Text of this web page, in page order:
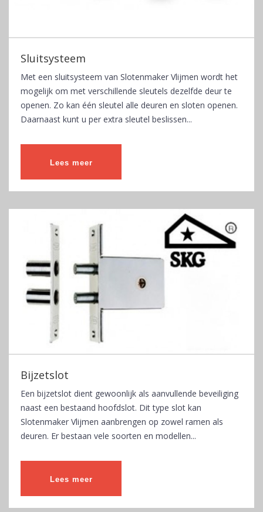
Sluitsysteem
Met een sluitsysteem van Slotenmaker Vlijmen wordt het
mogelijk om met verschillende sleutels dezelfde deur te
openen. Zo kan één sleutel alle deuren en sloten openen.
Daarnaast kunt u per extra sleutel beslissen...
Lees meer
Bijzetslot
Een bijzetslot dient gewoonlijk als aanvullende beveiliging
naast een bestaand hoofdslot. Dit type slot kan
Slotenmaker Vlijmen aanbrengen op zowel ramen als
deuren. Er bestaan vele soorten en modellen...
Lees meer